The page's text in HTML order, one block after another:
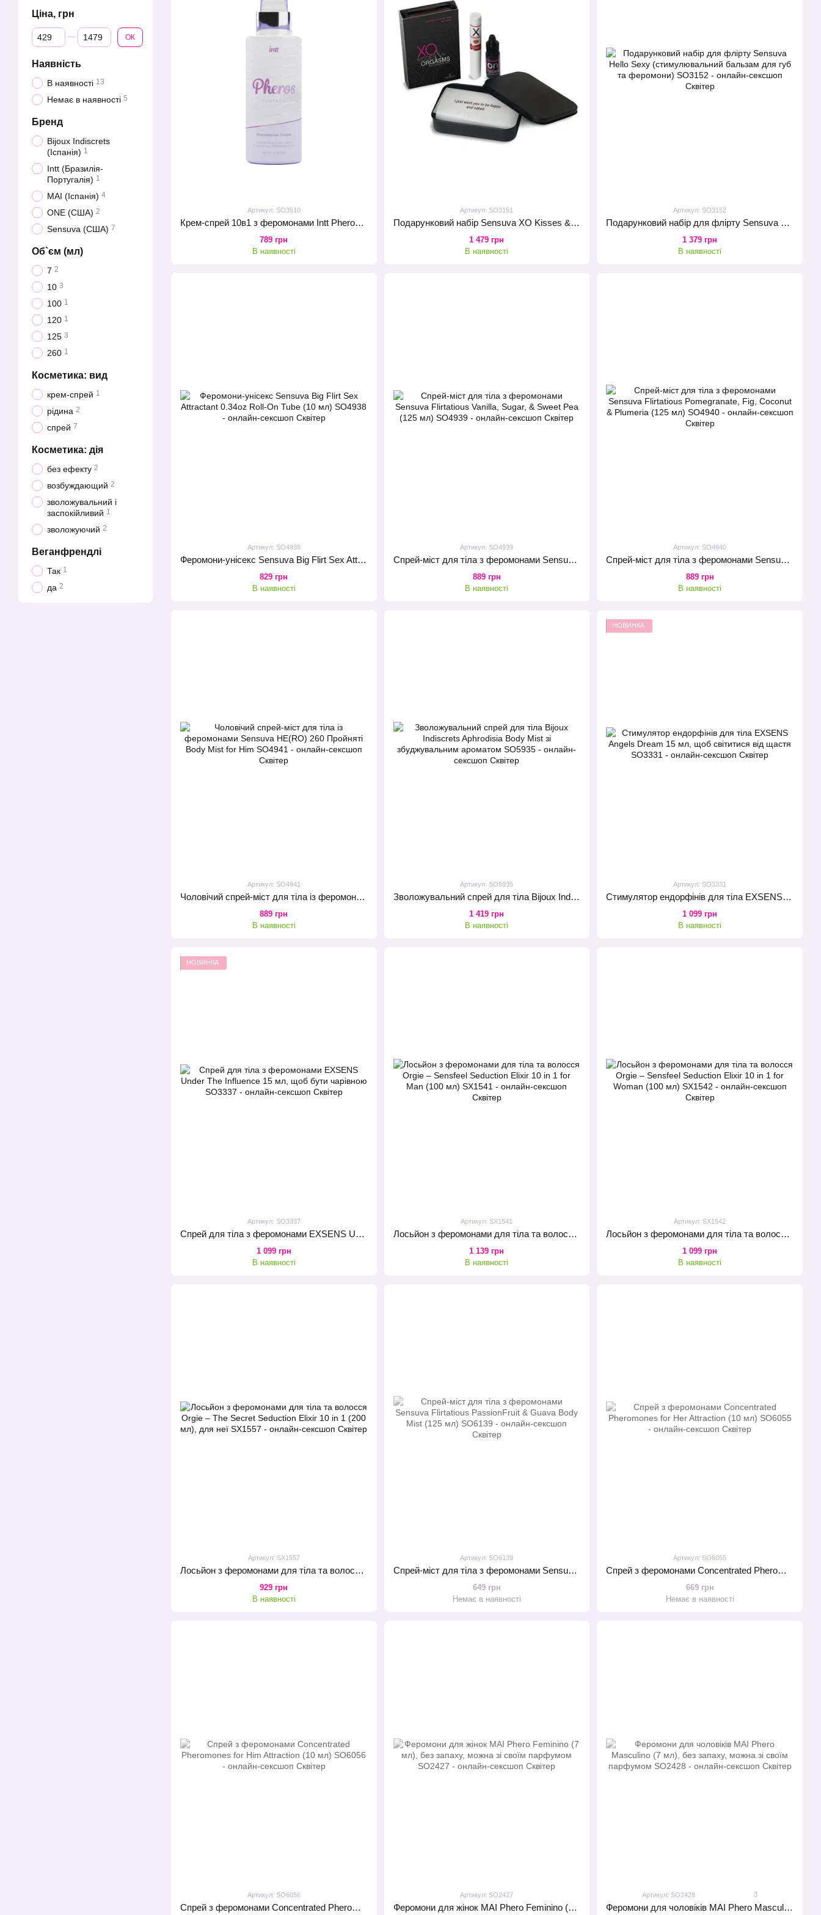
Артикул: SO3510
Крем-спрей 10в1 з феромонами Intt Pheros Fantasy 120 мл для волосся й тіла з оліями арганії і кокоса
789 грн
В наявності
Артикул: SO3151
Подарунковий набір Sensuva XO Kisses & Orgasms (бальзам для губ з феромонами і рідкий вібратор)
1 479 грн
В наявності
Артикул: SO3152
Подарунковий набір для флірту Sensuva Hello Sexy (стимулювальний бальзам для губ та феромони)
1 379 грн
В наявності
Артикул: SO4938
Феромони-унісекс Sensuva Big Flirt Sex Attractant 0.34oz Roll-On Tube (10 мл)
829 грн
В наявності
Артикул: SO4939
Спрей-міст для тіла з феромонами Sensuva Flirtatious Vanilla, Sugar, & Sweet Pea (125 мл)
889 грн
В наявності
Артикул: SO4940
Спрей-міст для тіла з феромонами Sensuva Flirtatious Pomegranate, Fig, Coconut & Plumeria (125 мл)
889 грн
В наявності
Артикул: SO4941
Чоловічий спрей-міст для тіла із феромонами Sensuva HE(RO) 260 Пройняті Body Mist for Him
889 грн
В наявності
Артикул: SO5935
Зволожувальний спрей для тіла Bijoux Indiscrets Aphrodisia Body Mist зі збуджувальним ароматом
1 419 грн
В наявності
НОВИНКА
Артикул: SO3331
Cтимулятор ендорфінів для тіла EXSENS Angels Dream 15 мл, щоб світитися від щастя
1 099 грн
В наявності
НОВИНКА
Артикул: SO3337
Спрей для тіла з феромонами EXSENS Under The Influence 15 мл, щоб бути чарівною
1 099 грн
В наявності
Артикул: SX1541
Лосьйон з феромонами для тіла та волосся Orgie – Sensfeel Seduction Elixir 10 in 1 for Man (100 мл)
1 139 грн
В наявності
Артикул: SX1542
Лосьйон з феромонами для тіла та волосся Orgie – Sensfeel Seduction Elixir 10 in 1 for Woman (100 мл)
1 099 грн
В наявності
Артикул: SX1557
Лосьйон з феромонами для тіла та волосся Orgie – The Secret Seduction Elixir 10 in 1 (200 мл), для неї
929 грн
В наявності
Артикул: SO6139
Спрей-міст для тіла з феромонами Sensuva Flirtatious PassionFruit & Guava Body Mist (125 мл)
649 грн
Немає в наявності
Артикул: SO6055
Спрей з феромонами Concentrated Pheromones for Her Attraction (10 мл)
669 грн
Немає в наявності
Артикул: SO6056
Спрей з феромонами Concentrated Pheromones for Him Attraction (10 мл)
Артикул: SO2427
Феромони для жінок MAI Phero Feminino (7 мл), без запаху, можна зі своїм парфумом
Артикул: SO2428 3
Феромони для чоловіків MAI Phero Masculino (7 мл), без запаху, можна зі своїм парфумом
Ціна, грн
Від Ціна, грн
До Ціна, грн ОК
Наявність
В наявності 13
Немає в наявності 5
Бренд
Bijoux Indiscrets
(Іспанія) 1
Intt (Бразилія-
Португалія) 1
MAI (Іспанія) 4
ONE (США) 2
Sensuva (США) 7
Об`єм (мл)
7 2
10 3
100 1
120 1
125 3
260 1
Косметика: вид
крем-спрей 1
рідина 2
спрей 7
Косметика: дія
без ефекту 2
возбуждающий 2
зволожувальний і
заспокійливий 1
зволожуючий 2
Веганфрендлі
Так 1
да 2